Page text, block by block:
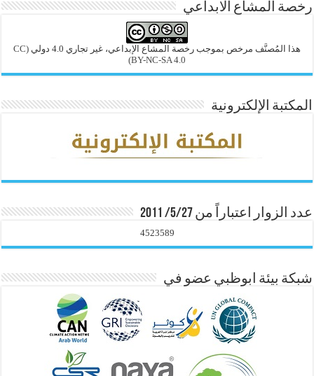
رخصة المشاع الابداعي
هذا المُصنَّف مرخص بموجب رخصة المشاع الإبداعي، غير تجاري 4.0 دولي
(CC
BY-NC-SA 4.0)
المكتبة الإلكترونية
عدد الزوار اعتباراً من 5/27/ 2011
4523589
شبكة بيئة ابوظبي عضو في